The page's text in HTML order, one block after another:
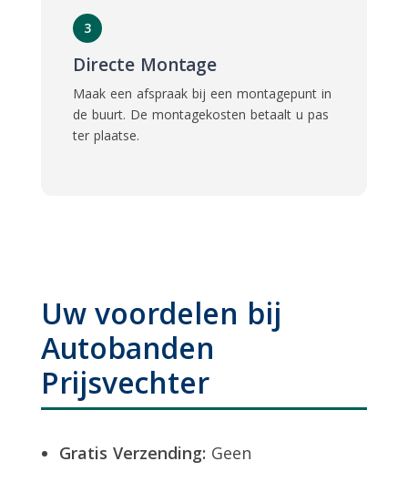
3
Directe Montage
Maak een afspraak bij een montagepunt in
de buurt. De montagekosten betaalt u pas
ter plaatse.
Uw voordelen bij
Autobanden
Prijsvechter
Gratis Verzending: Geen